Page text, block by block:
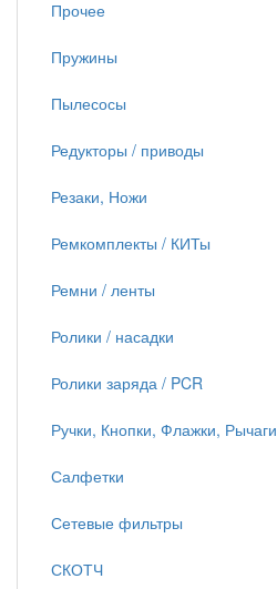
Прочее
Пружины
Пылесосы
Редукторы / приводы
Резаки, Ножи
Ремкомплекты / КИТы
Ремни / ленты
Ролики / насадки
Ролики заряда / PCR
Ручки, Кнопки, Флажки, Рычаги
Салфетки
Сетевые фильтры
СКОТЧ